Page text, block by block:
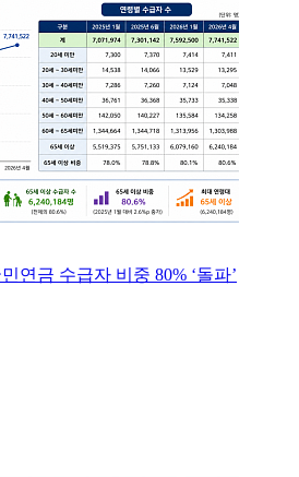
연금 수급자 비중 80% ‘돌파’